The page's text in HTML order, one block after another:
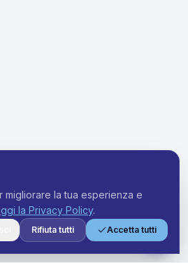
migliorare la tua esperienza e
la Privacy Policy.
Rifiuta tutti Accetta tutti